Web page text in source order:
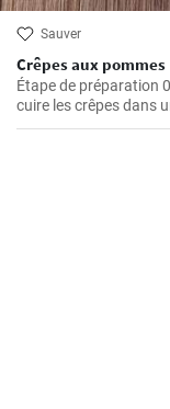
Sauver
Crêpes aux pommes
Étape de préparation
cuire les crêpes dans